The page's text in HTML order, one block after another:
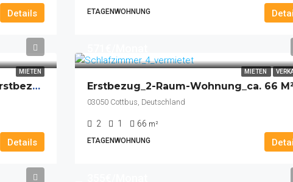
Details
ETAGENWOHNUNG
MIETEN
3-Raum-Wohnung_ca. 67,04 M²_Erstbezug Nach Renovierung_2. OG_Bad Mit Dusche_Keller_Stellplatz
Details
MIETEN
03050 Cottbus, Deutschland
2 1 66 m²
ETAGENWOHNUNG